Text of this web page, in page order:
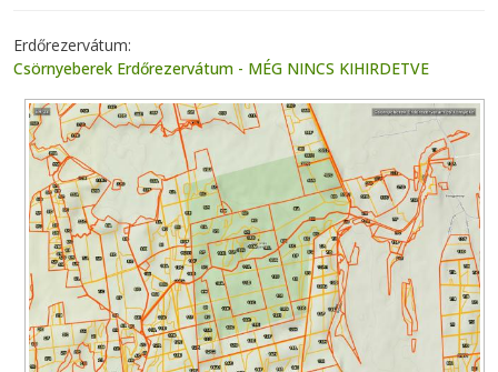
Erdőrezervátum
Csörnyeberek Erdőrezervátum - MÉG NINCS KIHIRDETVE